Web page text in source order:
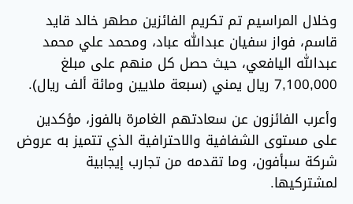
وخلال المراسيم تم تكريم الفائزين مطهر خالد قايد
قاسم، فواز سفيان عبدالله عباد، ومحمد علي محمد
عبدالله اليافعي، حيث حصل كل منهم على مبلغ
7,100,000 ريال يمني (سبعة ملايين ومائة ألف ريال).
وأعرب الفائزون عن سعادتهم الغامرة بالفوز، مؤكدين
على مستوى الشفافية والاحترافية الذي تتميز به عروض
شركة سبأفون، وما تقدمه من تجارب إيجابية
لمشتركيها.